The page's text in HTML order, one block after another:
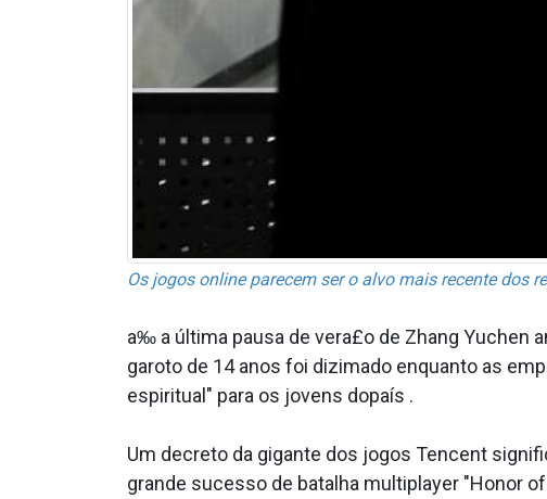
Os jogos online parecem ser o alvo mais recente dos
a‰ a última pausa de vera£o de Zhang Yuchen
garoto de 14 anos foi dizimado enquanto as
espiritual" para os jovens dopaís .
Um decreto da gigante dos jogos Tencent
grande sucesso de batalha multiplayer "Honor